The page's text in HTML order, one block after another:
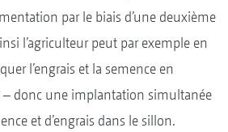
par le biais d’une deuxième
l’agriculteur peut par exemple en
l’engrais et la semence en
– donc une implantation simultanée
et d’engrais dans le sillon.